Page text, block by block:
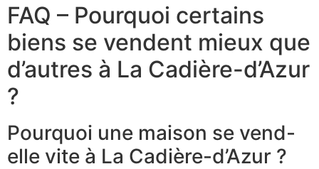
FAQ – Pourquoi certains
biens se vendent mieux que
d’autres à La Cadière-d’Azur
?
Pourquoi une maison se vend-
elle vite à La Cadière-d’Azur ?